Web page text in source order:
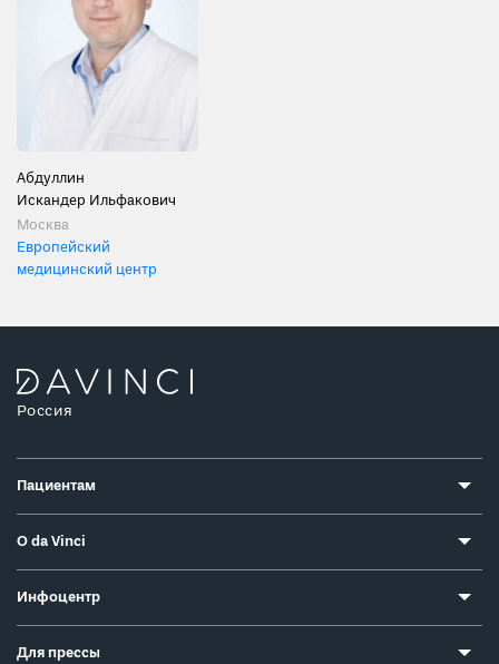
Абдуллин
Искандер Ильфакович
Москва
Европейский
медицинский центр
Россия
Пациентам
О da Vinci
Инфоцентр
Для прессы